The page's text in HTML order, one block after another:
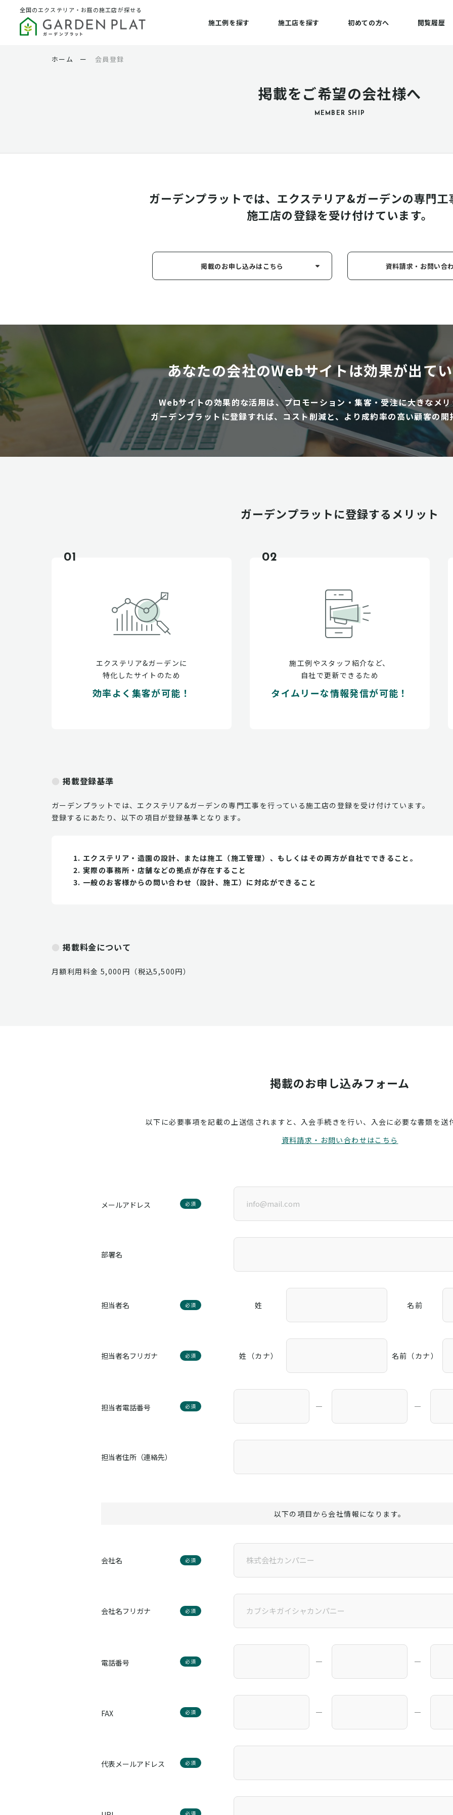
全国のエクステリア・お庭の施工店が探せる
施工例を探す 施工店を探す 初めての方へ 閲覧履歴
掲載をご希望の会社様へ
MEMBER SHIP
ホーム ー 会員登録
ガーデンプラットでは、エクステリア&ガーデンの専門工
施工店の登録を受け付けています。
掲載のお申し込みはこちら 資料請求・お問い合
あなたの会社のWebサイトは効果が出て
Webサイトの効果的な活用は、プロモーション・集客・受注に大きなメ
ガーデンプラットに登録すれば、コスト削減と、より成約率の高い顧客の開
ガーデンプラットに登録するメリット
01
エクステリア&ガーデンに
特化したサイトのため
効率よく集客が可能！
02
施工例やスタッフ紹介など、
自社で更新できるため
タイムリーな情報発信が可能！
掲載登録基準
ガーデンプラットでは、エクステリア&ガーデンの専門工事を行っている施工店の登録を受け付けています。
登録するにあたり、以下の項目が登録基準となります。
エクステリア・造園の設計、または施工（施工管理）、もしくはその両方が自社でできること。
実際の事務所・店舗などの拠点が存在すること
一般のお客様からの問い合わせ（設計、施工）に対応ができること
掲載料金について
月額利用料金 5,000円（税込5,500円）
掲載のお申し込みフォーム
以下に必要事項を記載の上送信されますと、入会手続きを行い、入会に必要な書類を送
資料請求・お問い合わせはこちら
メールアドレス 必須
部署名
担当者名 必須 姓 名前
担当者名フリガナ 必須 姓（カナ） 名前（カナ）
担当者電話番号 必須 ― ―
担当者住所（連絡先）
以下の項目から会社情報になります。
会社名 必須
会社名フリガナ 必須
電話番号 必須 ― ―
FAX 必須 ― ―
代表メールアドレス 必須
必須